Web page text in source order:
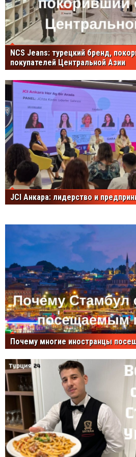
NCS Jeans: турецкий бренд,
покупателей Центральной Азии
JCI Анкара: лидерство и
Почему многие иностранцы